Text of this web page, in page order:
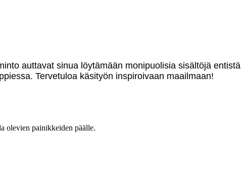
auttavat sinua löytämään monipuolisia sisältöjä entistä
Tervetuloa käsityön inspiroivaan maailmaan!
olevien painikkeiden päälle.